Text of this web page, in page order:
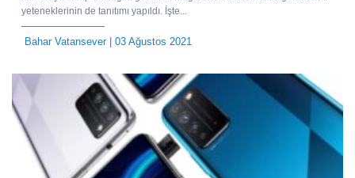
yeteneklerinin de tanıtımı yapıldı. İşte...
Bahar Vatansever| 03 Ağustos 2021